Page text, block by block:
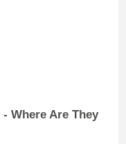
Where Are They